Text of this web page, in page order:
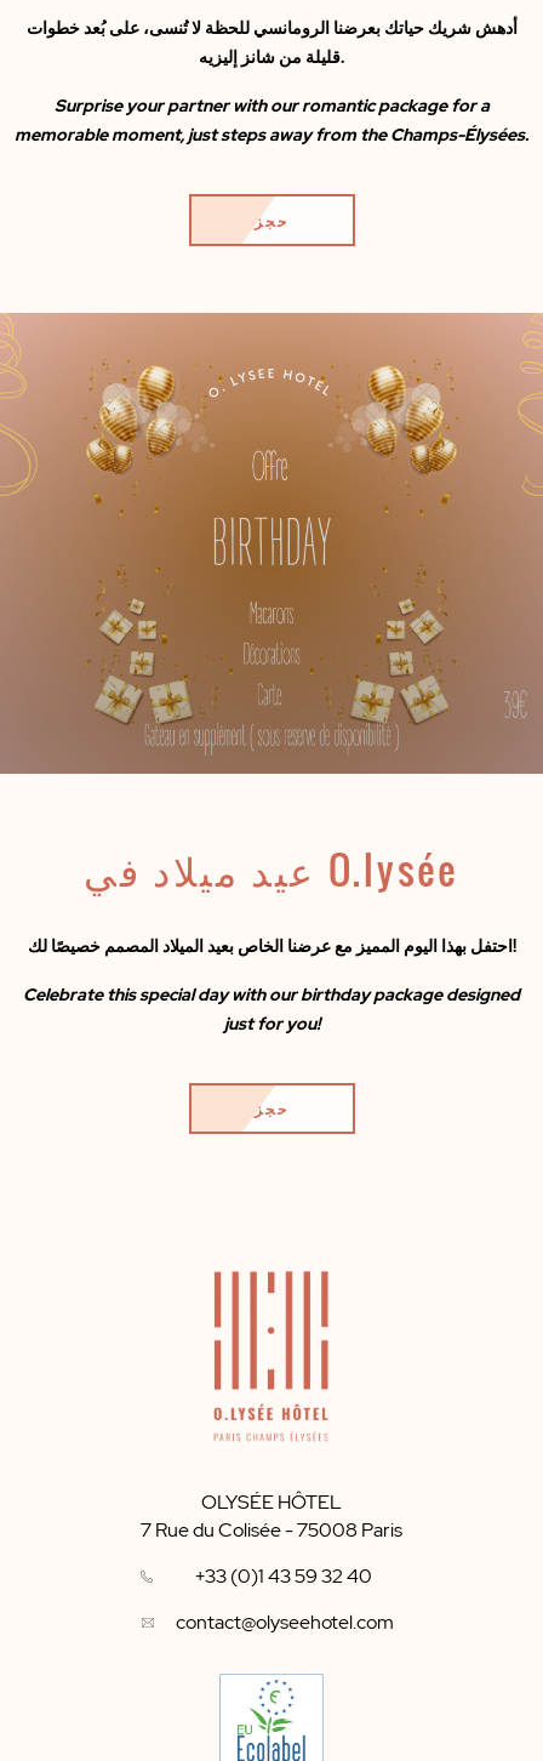
أدهش شريك حياتك بعرضنا الرومانسي للحظة لا تُنسى، على بُعد خطوات
قليلة من شانز إليزيه.
Surprise your partner with our romantic package for a
memorable moment, just steps away from the Champs-Élysées.
حجز
عيد ميلاد في O.lysée
احتفل بهذا اليوم المميز مع عرضنا الخاص بعيد الميلاد المصمم خصيصًا لك!
Celebrate this special day with our birthday package designed
just for you!
حجز
OLYSÉE HÔTEL
7 Rue du Colisée-75008 Paris
+33 (0)1 43 59 32 40
contact@olyseehotel.com